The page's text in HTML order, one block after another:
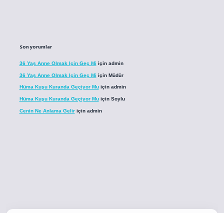
Son yorumlar
36 Yaş Anne Olmak Için Geç Mi için admin
36 Yaş Anne Olmak Için Geç Mi için Müdür
Hüma Kuşu Kuranda Geçiyor Muiçin admin
Hüma Kuşu Kuranda Geçiyor Muiçin Soylu
Cenin Ne Anlama Geliriçin admin